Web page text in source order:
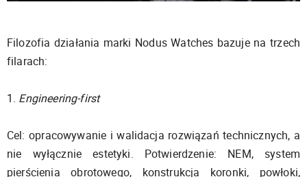
Filozofia działania marki Nodus Watches bazuje na trzech
filarach:
1. Engineering-first
Cel: opracowywanie i walidacja rozwiązań technicznych, a
nie wyłącznie estetyki. Potwierdzenie: NEM, system
pierścienia obrotowego, konstrukcja koronki, powłoki,